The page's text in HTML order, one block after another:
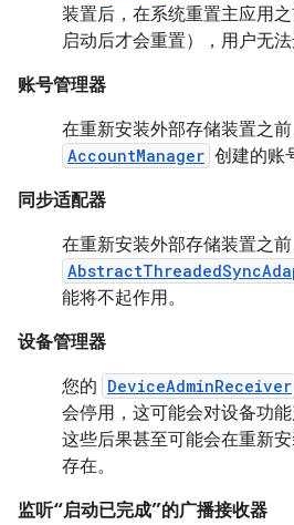
装置后，在系统重置主应用
启动后才会重置），用户无法
账号管理器
在重新安装外部存储装置之
AccountManager 创建的账
同步适配器
在重新安装外部存储装置之
能将不起作用。
设备管理器
您的 DeviceAdminReceiver
会停用，这可能会对设备功
这些后果甚至可能会在重新
存在。
监听“启动已完成”的广播接收器